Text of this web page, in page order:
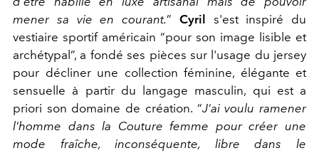
mener sa vie en courant.” Cyril s'est inspiré du
vestiaire sportif américain “pour son image lisible et
archétypal”, a fondé ses pièces sur l'usage du jersey
pour décliner une collection féminine, élégante et
sensuelle à partir du langage masculin, qui est a
priori son domaine de création. “J'ai voulu ramener
l'homme dans la Couture femme pour créer une
mode fraîche, inconséquente, libre dans le